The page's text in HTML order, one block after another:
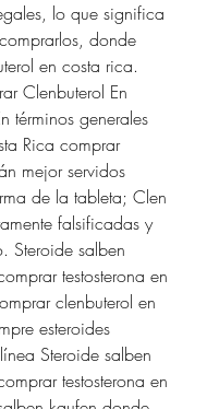
lo que significa
donde
en costa rica.
Clenbuterol En
términos generales
Rica comprar
mejor servidos
de la tableta; Clen
falsificadas y
Steroide salben
testosterona en
clenbuterol en
esteroides
Steroide salben
testosterona en